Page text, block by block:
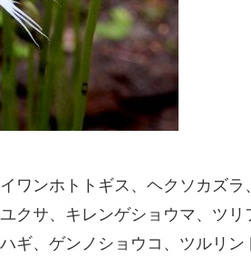
ワンホトトギス、ヘクソカズラ
クサ、キレンゲショウマ、ツ
ギ、ゲンノショウコ、ツルリン